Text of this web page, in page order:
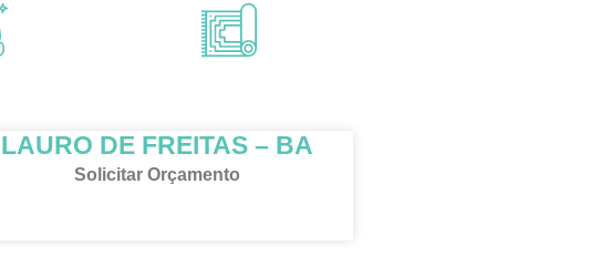
LAURO DE FREITAS – BA
Solicitar Orçamento